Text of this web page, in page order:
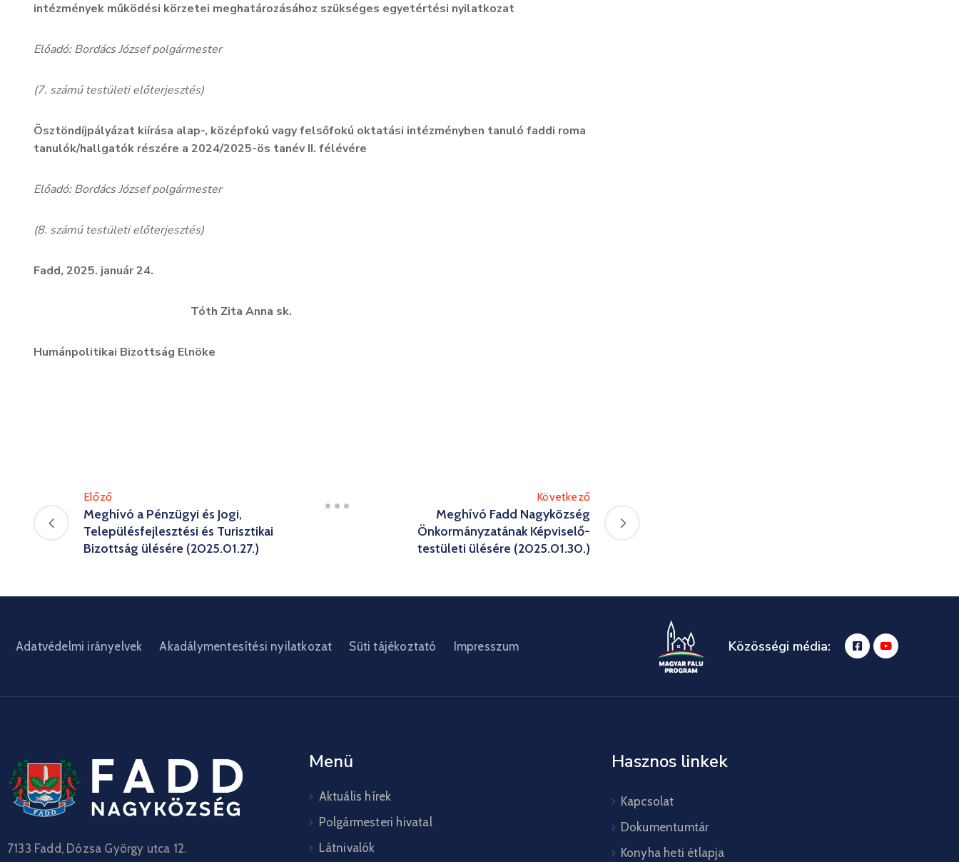
intézmények működési körzetei meghatározásához szükséges egyetértési nyilatkozat
Előadó: Bordács József polgármester
(7. számú testületi előterjesztés)
Ösztöndíjpályázat kiírása alap-, középfokú vagy felsőfokú oktatási intézményben tanuló faddi roma
tanulók/hallgatók részére a 2024/2025-ös tanév II. félévére
Előadó: Bordács József polgármester
(8. számú testületi előterjesztés)
Fadd, 2025. január 24.
Tóth Zita Anna sk.
Humánpolitikai Bizottság Elnöke
Előző
Meghívó a Pénzügyi és Jogi,
Településfejlesztési és Turisztikai
Bizottság ülésére (2025.01.27.)
Következő
Meghívó Fadd Nagyközség
Önkormányzatának Képviselő-
testületi ülésére (2025.01.30.)
Adatvédelmi irányelvek Akadálymentesítési nyilatkozat Süti tájékoztató Impresszum Közösségi média:
7133 Fadd, Dózsa György utca 12.
Menü
Aktuális hírek
Polgármesteri hivatal
Látnivalók
Hasznos linkek
Kapcsolat
Dokumentumtár
Konyha heti étlapja